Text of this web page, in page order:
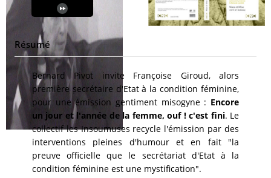
Résumé
Bernard Pivot invite Françoise Giroud, alors
première secrétaire d'Etat à la condition féminine,
pour une émission gentiment misogyne : Encore
un jour et l'année de la femme, ouf ! c'est fini. Le
collectif les Insoumuses recycle l'émission par des
interventions pleines d'humour et en fait "la
preuve officielle que le secrétariat d'Etat à la
condition féminine est une mystification".